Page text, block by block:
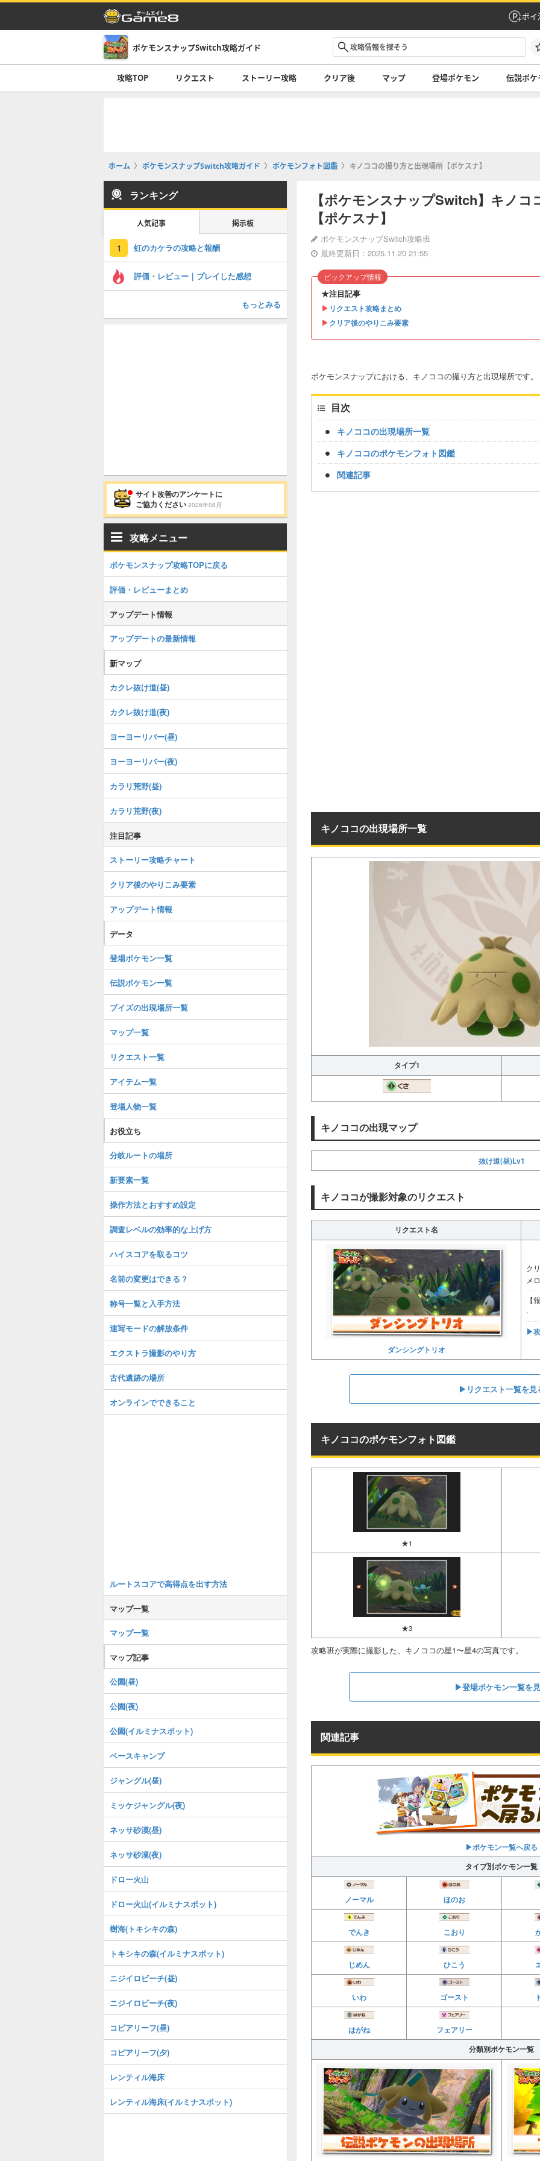
ポイ
ポケモンスナップSwitch攻略ガイド
攻略TOP リクエスト ストーリー攻略 クリア後 マップ 登場ポケモン 伝説ポケ
ホーム ポケモンスナップSwitch攻略ガイド ポケモンフォト図鑑 キノココの撮り方と出現場所【ポケスナ】
【ポケモンスナップSwitch】キノコ
【ポケスナ】
ポケモンスナップSwitch攻略班
最終更新日：2025.11.20 21:55
★注目記事
▶︎ リクエスト攻略まとめ
▶︎クリア後のやりこみ要素
ピックアップ情報
ポケモンスナップにおける、キノココの撮り方と出現場所です。
目次
キノココの出現場所一覧
キノココのポケモンフォト図鑑
関連記事
キノココの出現場所一覧
タイプ1
キノココの出現マップ
抜け道(昼)Lv1
キノココが撮影対象のリクエスト
リクエスト名
ダンシングトリオ
ク
メ
【
-
▶︎
▶︎リクエスト一覧を見
キノココのポケモンフォト図鑑
★1
★3
攻略班が実際に撮影した、キノココの星1〜星4の写真です。
▶︎登場ポケモン一覧を
関連記事
▶︎ポケモン一覧へ戻る
タイプ別ポケモン一覧
ノーマル ほのお
でんき こおり
じめん ひこう
いわ ゴースト
はがね フェアリー
分類別ポケモン一覧
ランキング
人気記事 掲示板
1 虹のカケラの攻略と報酬
評価・レビュー｜プレイした感想
もっとみる
サイト改善のアンケートに
ご協力ください 2026年08月
攻略メニュー
ポケモンスナップ攻略TOPに戻る
評価・レビューまとめ
アップデート情報
アップデートの最新情報
新マップ
カクレ抜け道(昼)
カクレ抜け道(夜)
ヨーヨーリバー(昼)
ヨーヨーリバー(夜)
カラリ荒野(昼)
カラリ荒野(夜)
注目記事
ストーリー攻略チャート
クリア後のやりこみ要素
アップデート情報
データ
登場ポケモン一覧
伝説ポケモン一覧
ブイズの出現場所一覧
マップ一覧
リクエスト一覧
アイテム一覧
登場人物一覧
お役立ち
分岐ルートの場所
新要素一覧
操作方法とおすすめ設定
調査レベルの効率的な上げ方
ハイスコアを取るコツ
名前の変更はできる？
称号一覧と入手方法
連写モードの解放条件
エクストラ撮影のやり方
古代遺跡の場所
オンラインでできること
ルートスコアで高得点を出す方法
マップ一覧
マップ一覧
マップ記事
公園(昼)
公園(夜)
公園(イルミナスポット)
ベースキャンプ
ジャングル(昼)
ミッケジャングル(夜)
ネッサ砂漠(昼)
ネッサ砂漠(夜)
ドロー火山
ドロー火山(イルミナスポット)
樹海(トキシキの森)
トキシキの森(イルミナスポット)
ニジイロビーチ(昼)
ニジイロビーチ(夜)
コピアリーフ(昼)
コピアリーフ(夕)
レンティル海床
レンティル海床(イルミナスポット)